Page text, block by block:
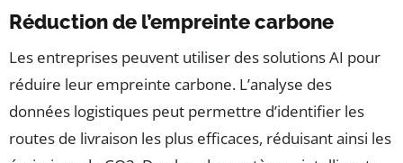
Réduction de l’empreinte carbone
Les entreprises peuvent utiliser des solutions AI pour
réduire leur empreinte carbone. L’analyse des
données logistiques peut permettre d’identifier les
routes de livraison les plus efficaces, réduisant ainsi les